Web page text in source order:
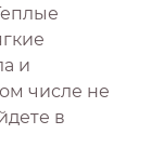
и
числе не
в